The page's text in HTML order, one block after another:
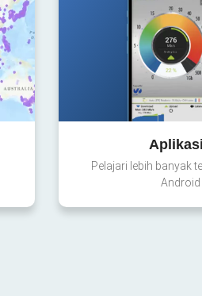
Pelajari lebih banyak
Android